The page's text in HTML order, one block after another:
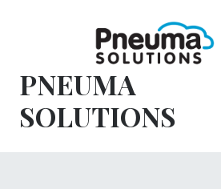
PNEUMA
SOLUTIONS